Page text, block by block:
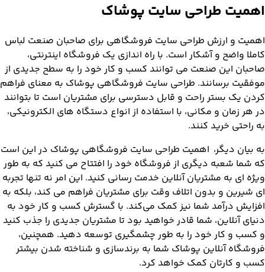
اهمیتطراحی سایت پوشاک
اهمیت و ارزش طراحی سایت فروشگاهی برای صاحبان صنعت لباس
کاملا واضح و آشکار است. با راه اندازی یک فروشگاه اینترنتی،
صاحبان این صنعت می توانند کسب و کار خود را به سطح جدیدی از
موفقیت برسانند. طراحی سایت فروشگاهی پوشاک به معنای فراهم
کردن یک بستر راحت و قابل دسترسی برای مشتریان است تا بتوانند
در هر زمان و مکانی، با استفاده از انواع دستگاه های الکترونیکی،
به راحتی خرید کنند.
به بیان دیگر، اهمیت طراحی سایت فروشگاهی پوشاک در این است
که شما شعبه دیگری از فروشگاه خود را افتتاح می کنید که به طور
ویژه ای به مشتریان آنلاین خدمت رسانی کنید. این امر نه تنها تجربه
ای شیرین و بدون اتلاف وقت برای مشتریان فراهم می کند، بلکه به
افزایش درآمد شما نیز کمک می‌کند. با گسترش کسب و کار خود به
دنیای آنلاین، شما قادر خواهید بود تا مشتریان جدیدی را جذب کنید
و کسب و کار خود را به طور چشمگیری توسعه دهید. همچنین،
فروشگاه آنلاین پوشاک شما به برندسازی و شناخته شدن بیشتر
کسب و کارتان کمک خواهد کرد.